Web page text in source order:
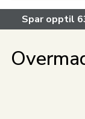
Spar opptil